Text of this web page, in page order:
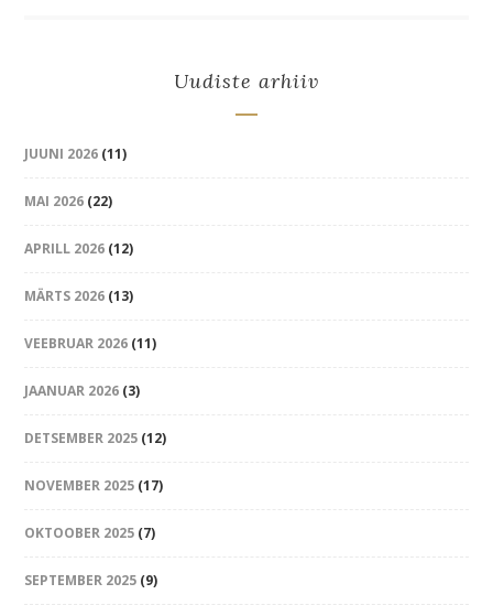
Uudiste arhiiv
JUUNI 2026 (11)
MAI 2026 (22)
APRILL 2026 (12)
MÄRTS 2026 (13)
VEEBRUAR 2026 (11)
JAANUAR 2026 (3)
DETSEMBER 2025 (12)
NOVEMBER 2025 (17)
OKTOOBER 2025 (7)
SEPTEMBER 2025 (9)